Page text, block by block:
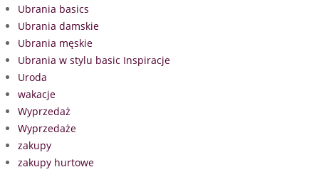
Ubrania basics
Ubrania damskie
Ubrania męskie
Ubrania w stylu basic Inspiracje
Uroda
wakacje
Wyprzedaż
Wyprzedaże
zakupy
zakupy hurtowe